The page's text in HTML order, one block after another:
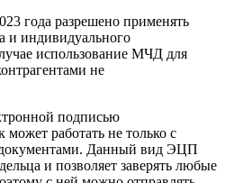
года разрешено применять
и индивидуального
использование МЧД для
не
подписью
работать не только с
Данный вид ЭЦП
и позволяет заверять любые